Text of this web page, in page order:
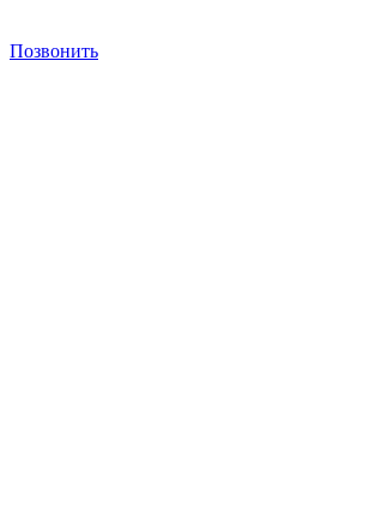
Позвонить